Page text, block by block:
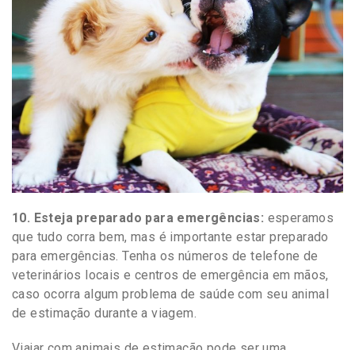
10. Esteja preparado para emergências: esperamos
que tudo corra bem, mas é importante estar preparado
para emergências. Tenha os números de telefone de
veterinários locais e centros de emergência em mãos,
caso ocorra algum problema de saúde com seu animal
de estimação durante a viagem.